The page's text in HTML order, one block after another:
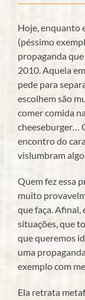
O
é
processo
de
Hoje, enquanto
(péssimo
propaganda
2010. Aquela
pede para
escolhem são
comer comida
cheeseburger…
encontro do
vislumbram
Quem fez essa
muito
que faça.
situações, que
que queremos
uma
exemplo com
Ela retrata